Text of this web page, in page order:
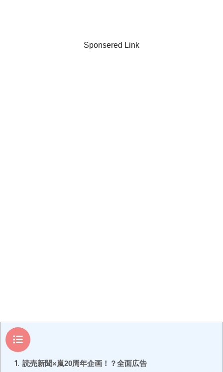
Sponsered Link
目次
1. 読売新聞×嵐20周年企画！？全面広告